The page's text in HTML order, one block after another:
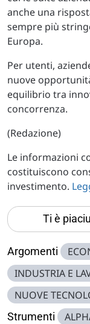
anche una
sempre più
Europa.
Per utenti,
nuove
equilibrio tra
concorrenza.
(Redazione)
Le informazioni
costituiscono
investimento.
Ti è
Argomenti
INDUSTRIA E
NUOVE
Strumenti